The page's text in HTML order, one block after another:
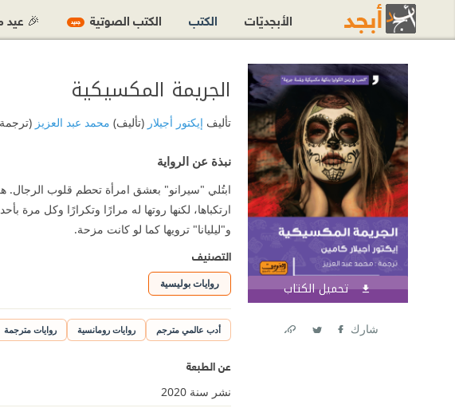
تحميل الكتاب اشترك الآن
شارك
الجريمة المكسيكية
تأليف إيكتور أجيلار(تأليف) محمد عبد العزيز
نبذة عن الرواية
ابتُلي "سيرانو" بعشق امرأة تحطم قلوب الرجال.
ارتكباها، لكنها روتها له مرارًا وتكرارًا وكل مرة
و"ليليانا" ترويها كما لو كانت مزحة.
التصنيف
روايات بوليسية
أدب عالمي مترجم روايات رومانسية روايات مترجمة
عن الطبعة
نشر سنة 2020
الأبجديّات الكتب الكتب الصوتية جديد 🎉 عيد